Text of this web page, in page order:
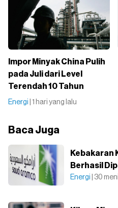
Impor Minyak China Pulih
pada Juli dari Level
Terendah 10 Tahun
Energi | 1 hari yang lalu
Baca Juga
Kebakaran
Berhasil
Energi | 30